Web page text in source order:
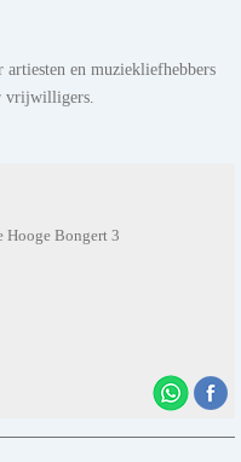
artiesten en muziekliefhebbers
vrijwilligers.
Hooge Bongert 3